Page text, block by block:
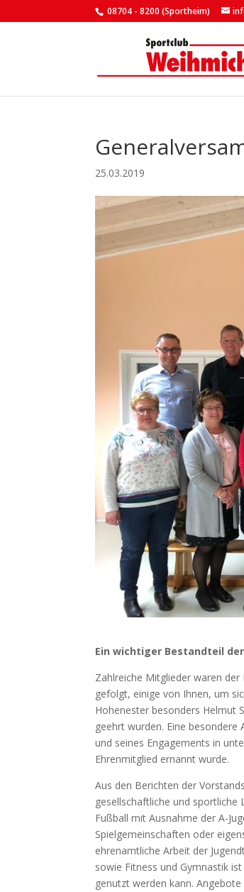
08704 - 8200 (Sportheim)
25.03.2019
Ein wichtiger Bestandteil
Zahlreiche Mitglieder waren der
gefolgt, einige von Ihnen, um
Hohenester besonders Helmut
geehrt wurden. Eine besondere
und seines Engagements in
Ehrenmitglied ernannt wurde.
Aus den Berichten der
gesellschaftliche und sportliche
Fußball mit Ausnahme der A-
Spielgemeinschaften oder
ehrenamtliche Arbeit der
sowie Fitness und Gymnastik
genutzt werden kann.